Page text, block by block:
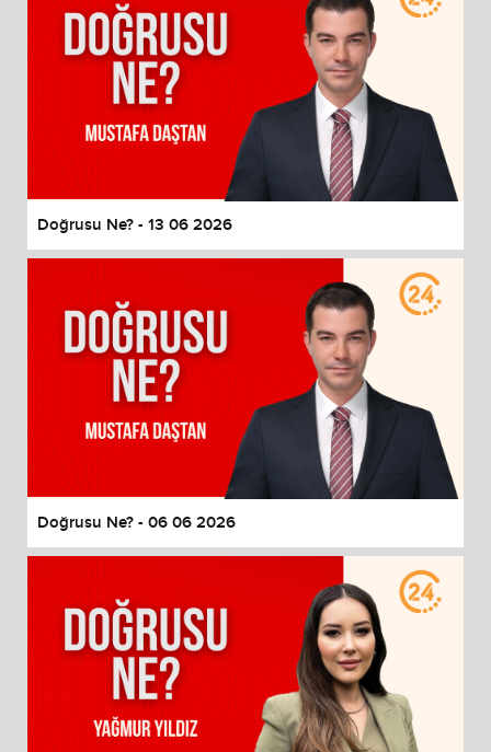
Doğrusu Ne? - 13 06 2026
Doğrusu Ne? - 06 06 2026